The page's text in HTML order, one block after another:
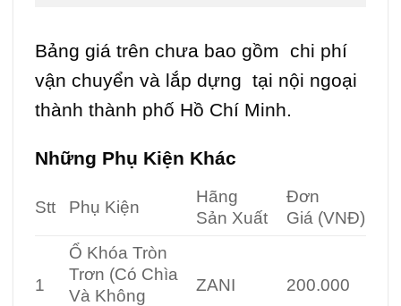
Bảng giá trên chưa bao gồm chi phí
vận chuyển và lắp dựng tại nội ngoại
thành thành phố Hồ Chí Minh.
Những Phụ Kiện Khác
Stt Phụ Kiện
Hãng
Sản Xuất
Đơn
Giá (VNĐ)
1
Ổ Khóa Tròn
Trơn (Có Chìa
Và Không
ZANI 200.000